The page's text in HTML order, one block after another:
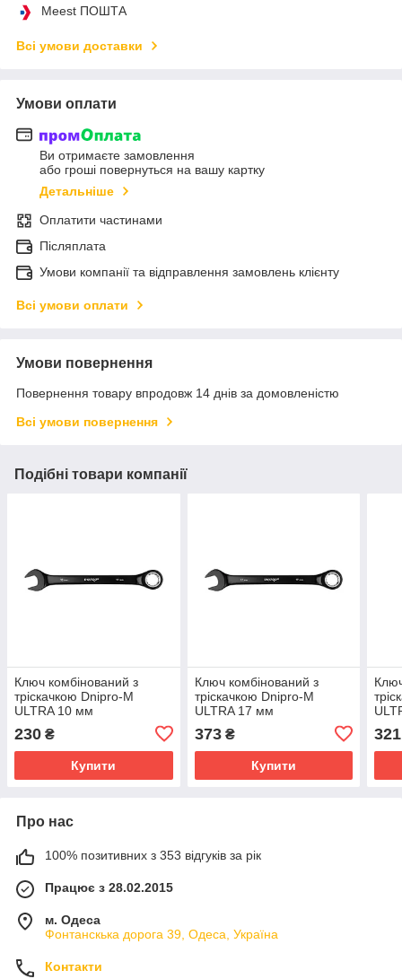
Meest ПОШТА
Всі умови доставки
Умови оплати
Ви отримаєте замовлення
або гроші повернуться на вашу картку
Детальніше
Оплатити частинами
Післяплата
Умови компанії та відправлення замовлень клієнту
Всі умови оплати
Умови повернення
Повернення товару впродовж 14 днів за домовленістю
Всі умови повернення
Подібні товари компанії
Ключ комбінований з
тріскачкою Dnipro-M
ULTRA 10 мм
230 ₴
Купити
Ключ комбінований з
тріскачкою Dnipro-M
ULTRA 17 мм
373₴
Купити
321
Про нас
100% позитивних з 353 відгуків за рік
Працює з 28.02.2015
м. Одеса
Фонтанскька дорога 39, Одеса, Україна
Контакти